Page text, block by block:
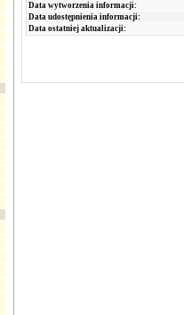
Data wytworzenia informacji:
Data udostępnienia informacji:
Data ostatniej aktualizacji: